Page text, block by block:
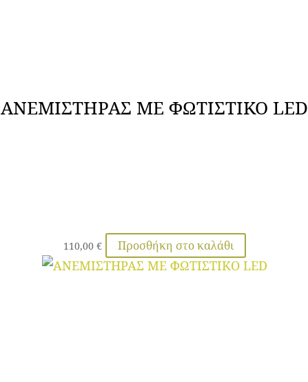
ΑΝΕΜΙΣΤΗΡΑΣ ΜΕ ΦΩΤΙΣΤΙΚΟ LED
110,00 € Προσθήκη στο καλάθι